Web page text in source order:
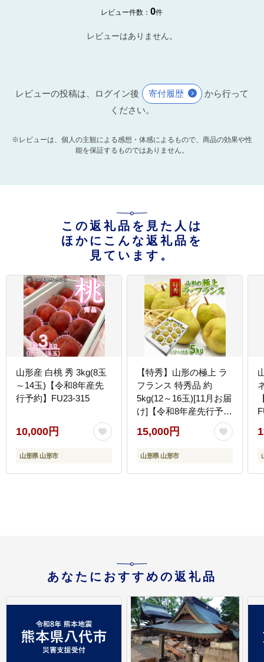
レビュー件数：0件
レビューはありません。
レビューの投稿は、ログイン後 寄付履歴
から行って
ください。
※レビューは、個人の主観による感想・体感によるもので、商品の効果や性
能を保証するものではありません。
この返礼品を見た人は
ほかにこんな返礼品を
見ています。
山形産 白桃 秀 3kg(8玉
～14玉)【令和8年産先
行予約】FU23-315
10,000円
山形県 山形市
【特秀】山形の極上 ラ
フランス 特秀品 約
5kg(12～16玉)[11月お届
け]【令和8年産先行予
約】FS25-780
15,000円
山形県 山形市
あなたにおすすめの返礼品